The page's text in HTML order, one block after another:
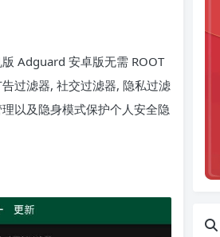
Adguard 安卓版无需 ROOT
过滤器, 社交过滤器, 隐私过滤
以及隐身模式保护个人安全隐